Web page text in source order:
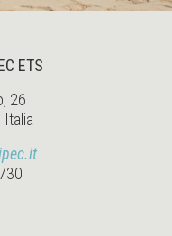
ETS
26
Italia